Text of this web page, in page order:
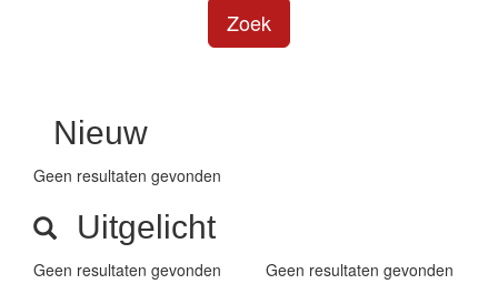
Zoek
Nieuw
Geen resultaten gevonden
Uitgelicht
Geen resultaten gevonden Geen resultaten gevonden